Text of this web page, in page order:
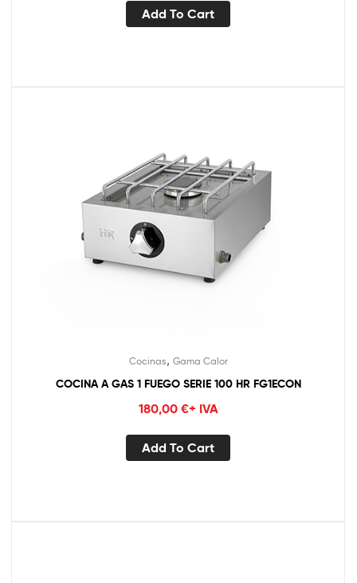
Add To Cart
Cocinas, Gama Calor
COCINA A GAS 1 FUEGO SERIE 100 HR FG1ECON
180,00 €+ IVA
Add To Cart